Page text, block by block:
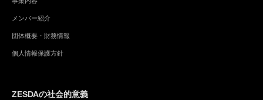
メンバー紹介
団体概要・財務情報
個人情報保護方針
ZESDAの社会的意義